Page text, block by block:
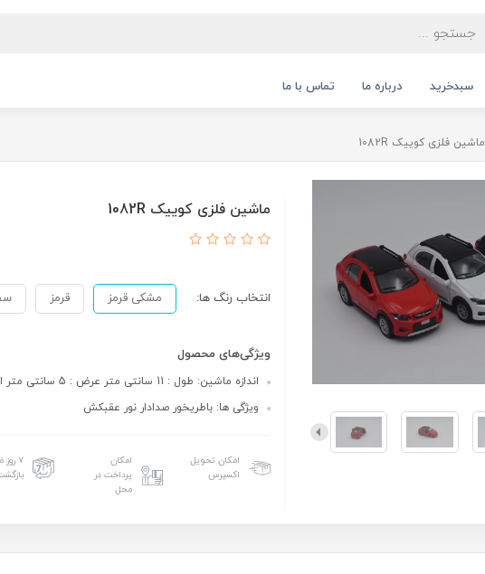
سبدخرید درباره ما تماس با ما
ماشین فلزی کوییک 1082R
ماشین فلزی کوییک 1082R
انتخاب رنگ ها: مشکی قرمز قرمز
ویژگی‌های محصول
اندازه ماشین: طول : 11 سانتی متر عرض : 5 سانتی متر ارتفاع : 5 سانتی متر
ویژگی ها: باطریخور صدادار نور عقبکش
امکان تحویل
اکسپرس
امکان
پرداخت در
محل
۷